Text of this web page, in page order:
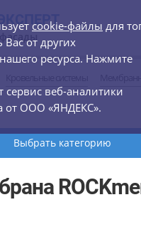
Выбрать категорию
cookie-файлы для
от других
ресурса. Нажмите
сервис веб-аналитики
от ООО «ЯНДЕКС».